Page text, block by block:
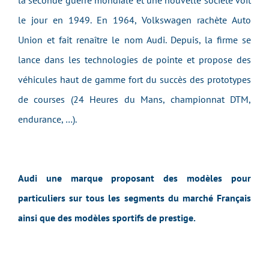
le jour en 1949. En 1964, Volkswagen rachète Auto
Union et fait renaître le nom Audi. Depuis, la firme se
lance dans les technologies de pointe et propose des
véhicules haut de gamme fort du succès des prototypes
de courses (24 Heures du Mans, championnat DTM,
endurance, …).
Audi une marque proposant des modèles pour
particuliers sur tous les segments du marché Français
ainsi que des modèles sportifs de prestige.